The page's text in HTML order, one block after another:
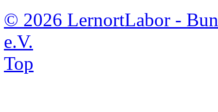
© 2026 LernortLabor -
e.V.
Top